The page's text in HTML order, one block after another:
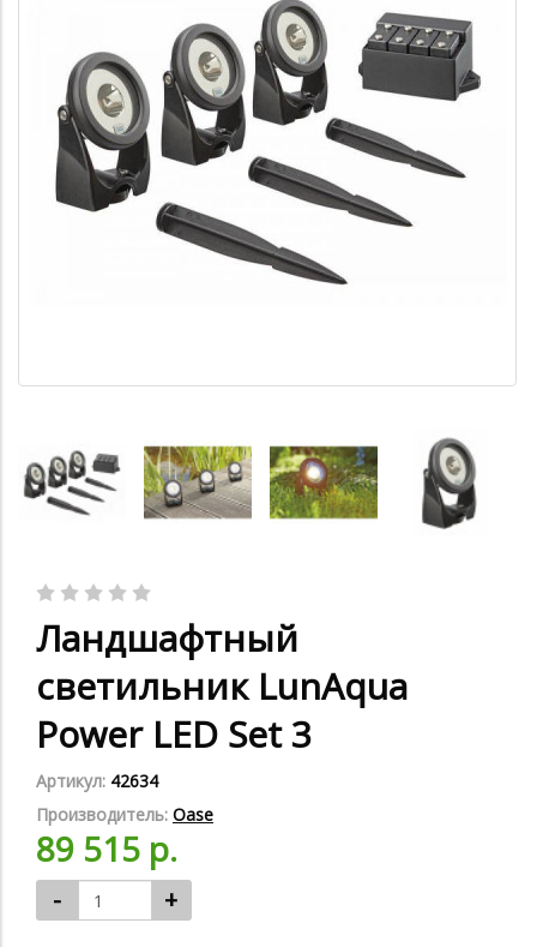
Ландшафтный
светильник LunAqua
Power LED Set 3
Артикул: 42634
Производитель: Oase
89 515 р.
- +